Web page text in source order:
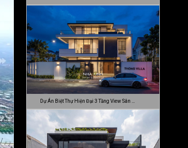
Dự Án Biệt Thự Hiện Đại 3 Tầng View Sân …